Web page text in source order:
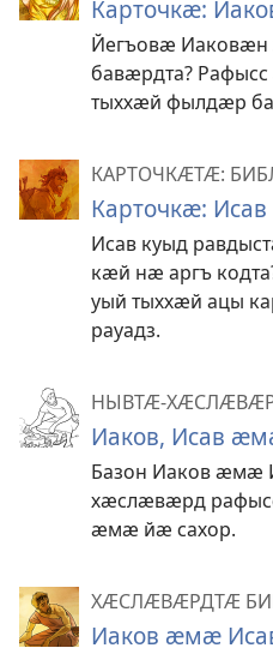
Карточкӕ:
Йегъовӕ
бавӕрдта?
тыххӕй фылдӕр
КАРТОЧКӔТӔ:
Карточкӕ: Исав
Исав куыд
кӕй нӕ аргъ
уый тыххӕй ацы
рауадз.
НЫВТӔ-
Иаков, Исав
Базон Иаков ӕмӕ
хӕслӕвӕрд
ӕмӕ йӕ сахор.
ХӔСЛӔВӔРДТӔ
Иаков ӕмӕ